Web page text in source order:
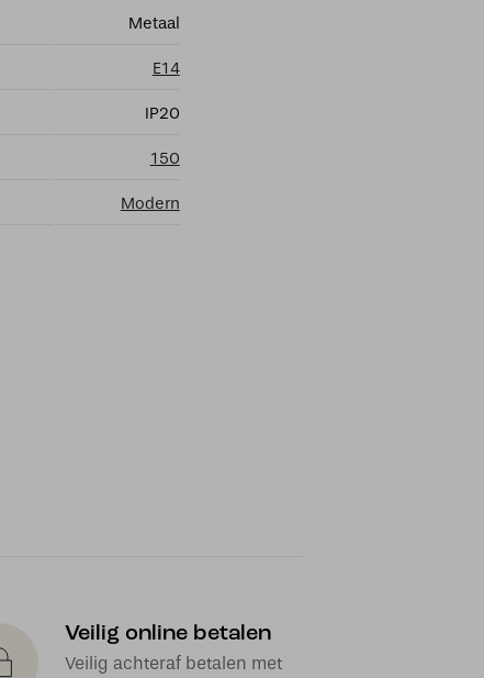
Metaal
E14
IP20
150
Modern
Veilig online betalen
Veilig achteraf betalen met